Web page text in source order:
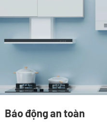
Báo động an toàn